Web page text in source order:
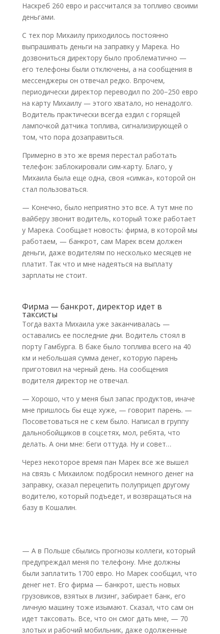
Наскреб 260 евро и рассчитался за топливо своими
деньгами.
С тех пор Михаилу приходилось постоянно
выпрашивать деньги на заправку у Марека. Но
дозвониться директору было проблематично —
его телефоны были отключены, а на сообщения в
мессенджеры он отвечал редко. Впрочем,
периодически директор переводил по 200−250 евро
на карту Михаилу — этого хватало, но ненадолго.
Водитель практически всегда ездил с горящей
лампочкой датчика топлива, сигнализирующей о
том, что пора дозаправиться.
Примерно в это же время перестал работать
телефон: заблокировали сим-карту. Благо, у
Михаила была еще одна, своя «симка», которой он
стал пользоваться.
— Конечно, было неприятно это все. А тут мне по
вайберу звонит водитель, который тоже работает
у Марека. Сообщает новость: фирма, в которой мы
работаем, — банкрот, сам Марек всем должен
деньги, даже водителям по несколько месяцев не
платит. Так что и мне надеяться на выплату
зарплаты не стоит.
Фирма — банкрот, директор идет в
таксисты
Тогда вахта Михаила уже заканчивалась —
оставались ее последние дни. Водитель стоял в
порту Гамбурга. В баке было топлива всего на 40
км и небольшая сумма денег, которую парень
приготовил на черный день. На сообщения
водителя директор не отвечал.
— Хорошо, что у меня был запас продуктов, иначе
мне пришлось бы еще хуже, — говорит парень. —
Посоветоваться не с кем было. Написал в группу
дальнобойщиков в соцсетях, мол, ребята, что
делать. А они мне: беги оттуда. Ну и совет…
Через некоторое время пан Марек все же вышел
на связь с Михаилом: подбросил немного денег на
заправку, сказал перецепить полуприцеп другому
водителю, который подъедет, и возвращаться на
базу в Кошалин.
— А в Польше сбылись прогнозы коллеги, который
предупреждал меня по телефону. Мне должны
были заплатить 1700 евро. Но Марек сообщил, что
денег нет. Его фирма — банкрот, шесть новых
грузовиков, взятых в лизинг, забирает банк, его
личную машину тоже изымают. Сказал, что сам он
идет таксовать. Все, что он смог дать мне, — 70
злотых и рабочий мобильник, даже одолженные